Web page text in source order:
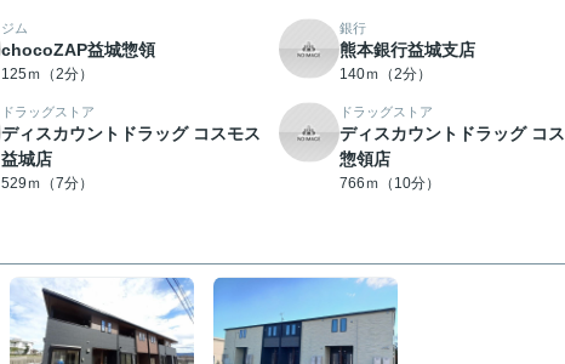
ジム
chocoZAP益城惣領
125ｍ（2分）
銀行
熊本銀行益城支店
140ｍ（2分）
ドラッグストア
ディスカウントドラッグ コスモス
益城店
529ｍ（7分）
ドラッグストア
ディスカウントドラッグ コ
惣領店
766ｍ（10分）